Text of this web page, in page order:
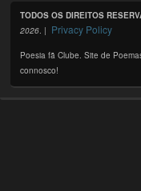
TODOS OS DIREITOS
2026. | Privacy Policy
Poesia fã Clube. Site de
connosco!